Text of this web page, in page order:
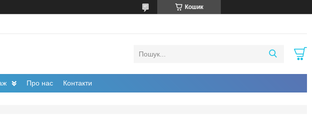
Кошик
Про нас Контакти